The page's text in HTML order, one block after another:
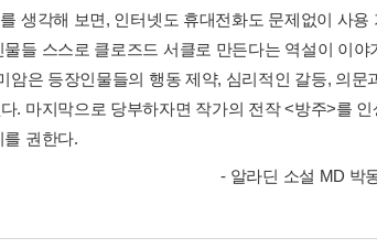
생각해 보면, 인터넷도 휴대전화도 문제없이 사용
들 스스로 클로즈드 서클로 만든다는 역설이 이야
암은 등장인물들의 행동 제약, 심리적인 갈등, 의문
. 마지막으로 당부하자면 작가의 전작 <방주>를 인
권한다.
- 알라딘 소설 MD 박